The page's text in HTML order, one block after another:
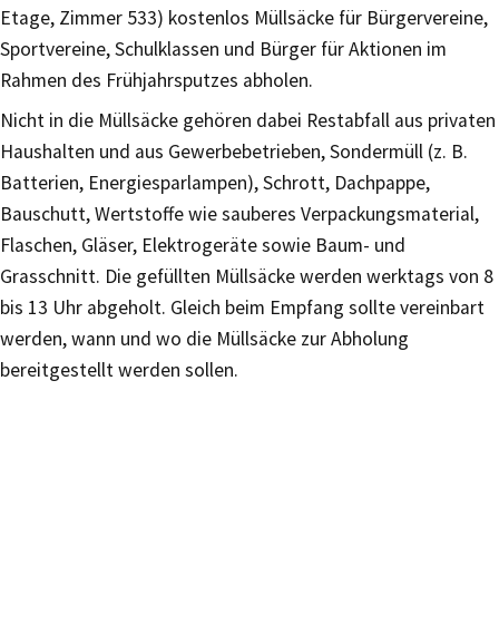
Etage, Zimmer 533) kostenlos Müllsäcke für Bürgervereine,
Sportvereine, Schulklassen und Bürger für Aktionen im
Rahmen des Frühjahrsputzes abholen.
Nicht in die Müllsäcke gehören dabei Restabfall aus privaten
Haushalten und aus Gewerbebetrieben, Sondermüll (z. B.
Batterien, Energiesparlampen), Schrott, Dachpappe,
Bauschutt, Wertstoffe wie sauberes Verpackungsmaterial,
Flaschen, Gläser, Elektrogeräte sowie Baum- und
Grasschnitt. Die gefüllten Müllsäcke werden werktags von 8
bis 13 Uhr abgeholt. Gleich beim Empfang sollte vereinbart
werden, wann und wo die Müllsäcke zur Abholung
bereitgestellt werden sollen.